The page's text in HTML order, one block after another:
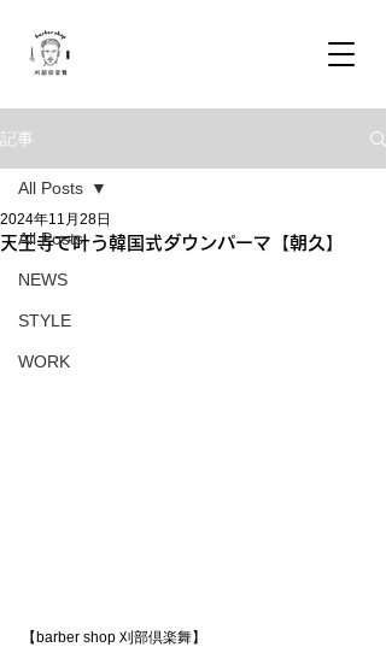
記事
All Posts
NEWS
STYLE
WORK
All Posts
天王寺で叶う韓国式ダウンパーマ【朝久】
2024年11月28日
【barber shop 刈部倶楽舞】